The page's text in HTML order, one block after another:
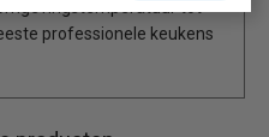
professionele keukens